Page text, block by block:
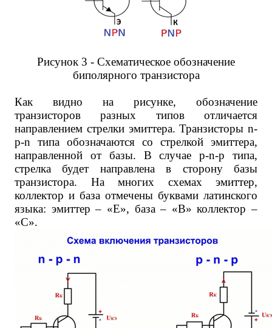
Рисунок 3 - Схематическое обозначение
биполярного транзистора
Как видно на рисунке, обозначение
транзисторов разных типов отличается
направлением стрелки эмиттера. Транзисторы n-
p-n типа обозначаются со стрелкой эмиттера,
направленной от базы. В случае p-n-p типа,
стрелка будет направлена в сторону базы
транзистора. На многих схемах эмиттер,
коллектор и база отмечены буквами латинского
языка: эмиттер – «E», база – «B» коллектор –
«C».